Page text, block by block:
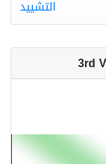
التشييد
3rd